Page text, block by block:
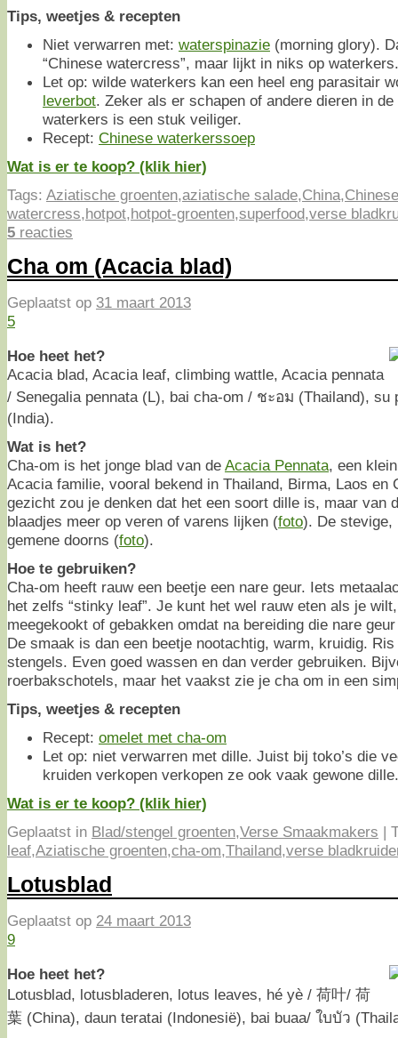
Tips, weetjes & recepten
Niet verwarren met: waterspinazie (morning glory).
“Chinese watercress”, maar lijkt in niks op waterkers.
Let op: wilde waterkers kan een heel eng parasitair
leverbot. Zeker als er schapen of andere dieren in
waterkers is een stuk veiliger.
Recept: Chinese waterkerssoep
Wat is er te koop? (klik hier)
Tags: Aziatische groenten,aziatische salade,China,
watercress,hotpot,hotpot-groenten,superfood,verse
5 reacties
Cha om (Acacia blad)
Geplaatst op 31 maart 2013
5
Hoe heet het?
Acacia blad, Acacia leaf, climbing wattle, Acacia pennata
/ Senegalia pennata (L), bai cha-om / ชะอม (Thailand), su
(India).
Wat is het?
Cha-om is het jonge blad van de Acacia Pennata, een
Acacia familie, vooral bekend in Thailand, Birma, Laos en
gezicht zou je denken dat het een soort dille is, maar van
blaadjes meer op veren of varens lijken (foto). De stevige,
gemene doorns (foto).
Hoe te gebruiken?
Cha-om heeft rauw een beetje een nare geur. Iets
het zelfs “stinky leaf”. Je kunt het wel rauw eten als je
meegekookt of gebakken omdat na bereiding die nare
De smaak is dan een beetje nootachtig, warm, kruidig.
stengels. Even goed wassen en dan verder gebruiken.
roerbakschotels, maar het vaakst zie je cha om in een
Tips, weetjes & recepten
Recept: omelet met cha-om
Let op: niet verwarren met dille. Juist bij toko’s die
kruiden verkopen verkopen ze ook vaak gewone dille.
Wat is er te koop? (klik hier)
Geplaatst in Blad/stengel groenten,Verse Smaakmakers |
leaf,Aziatische groenten,cha-om,Thailand,verse
Lotusblad
Geplaatst op 24 maart 2013
9
Hoe heet het?
Lotusblad, lotusbladeren, lotus leaves, hé yè / 荷叶/ 荷
葉 (China), daun teratai (Indonesië), bai buaa/ ใบบัว